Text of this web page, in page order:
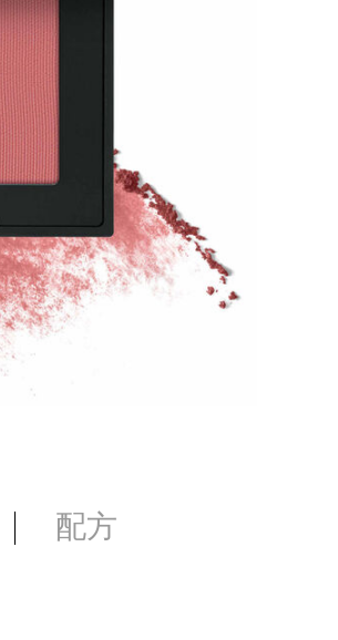
配方